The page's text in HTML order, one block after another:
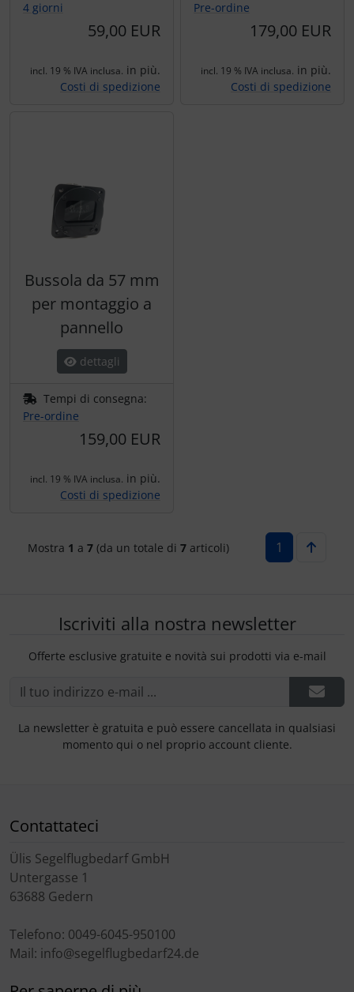
4 giorni
59,00 EUR
incl. 19 % IVA inclusa. in più.
Costi di spedizione
Pre-ordine
179,00 EUR
incl. 19 % IVA inclusa. in più.
Costi di spedizione
Bussola da 57 mm
per montaggio a
pannello
dettagli
Tempi di consegna:
Pre-ordine
159,00 EUR
incl. 19 % IVA inclusa. in più.
Costi di spedizione
Mostra 1 a 7 (da un totale di 7 articoli) 1
Iscriviti alla nostra newsletter
Offerte esclusive gratuite e novità sui prodotti via e-mail
La newsletter è gratuita e può essere cancellata in qualsiasi
momento qui o nel proprio account cliente.
Contattateci
Ülis Segelflugbedarf GmbH
Untergasse 1
63688 Gedern
Telefono: 0049-6045-950100
Mail: info@segelflugbedarf24.de